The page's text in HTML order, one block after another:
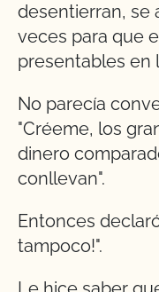
desentierran, se
veces para que
presentables en
No parecía
"Créeme, los
dinero
conllevan".
Entonces
tampoco!".